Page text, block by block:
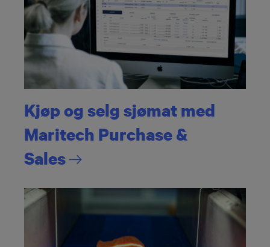
Kjøp og selg sjømat med
Maritech Purchase &
Sales